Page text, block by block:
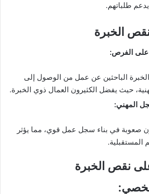
طلباتهم.
لنقص الخبرة
الفرص:
الباحثين عن عمل من الوصول إلى
حيث يفضل الكثيرون العمال ذوي الخبرة.
المهني:
صعوبة في بناء سجل عمل قوي، مما يؤثر
نقص الخبرة
: